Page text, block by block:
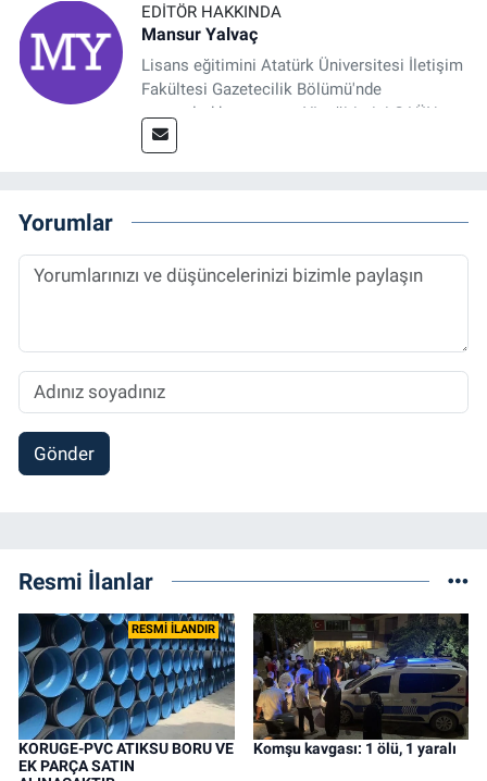
EDITÖR HAKKINDA
Mansur Yalvaç
Lisans eğitimini Atatürk Üniversitesi İletişim
Fakültesi Gazetecilik Bölümü'nde
tamamladıktan sonra, YL eğitimini GAÜN
Sosyal Bilimler Enstitüsü'nde İletişim ve T. D.
Spor, Sağlık ve Ekonomi Editörü olarak
sürdürmektedir.
Yorumlar
Gönder
Resmi İlanlar
RESMİ İLANDIR
KORUGE-PVC ATIKSU BORU VE
EK PARÇA SATIN
Komşu kavgası: 1 ölü, 1 yaralı